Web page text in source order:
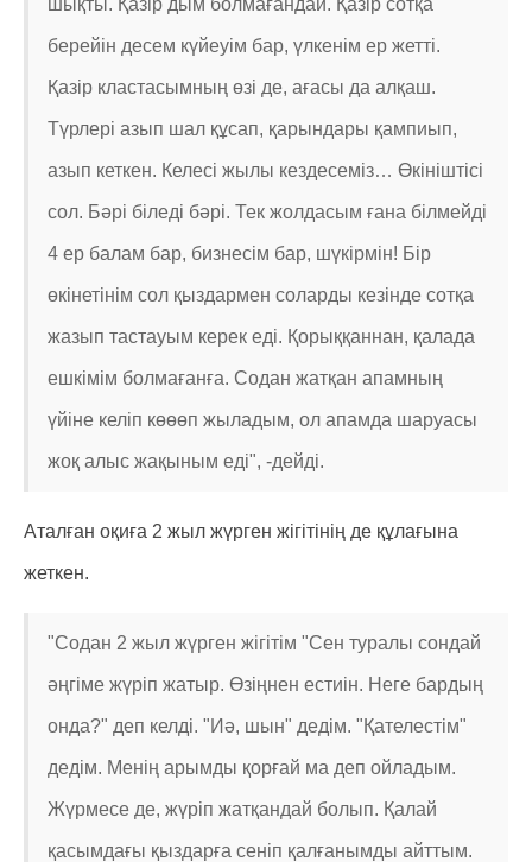
шықты. Қазір дым болмағандай. Қазір сотқа
берейін десем күйеуім бар, үлкенім ер жетті.
Қазір кластасымның өзі де, ағасы да алқаш.
Түрлері азып шал құсап, қарындары қампиып,
азып кеткен. Келесі жылы кездесеміз… Өкініштісі
сол. Бәрі біледі бәрі. Тек жолдасым ғана білмейді
4 ер балам бар, бизнесім бар, шүкірмін! Бір
өкінетінім сол қыздармен соларды кезінде сотқа
жазып тастауым керек еді. Қорыққаннан, қалада
ешкімім болмағанға. Содан жатқан апамның
үйіне келіп көөөп жыладым, ол апамда шаруасы
жоқ алыс жақыным еді", -дейді.
Аталған оқиға 2 жыл жүрген жігітінің де құлағына
жеткен.
"Содан 2 жыл жүрген жігітім "Сен туралы сондай
әңгіме жүріп жатыр. Өзіңнен естиін. Неге бардың
онда?" деп келді. "Иә, шын" дедім. "Қателестім"
дедім. Менің арымды қорғай ма деп ойладым.
Жүрмесе де, жүріп жатқандай болып. Қалай
қасымдағы қыздарға сеніп қалғанымды айттым.